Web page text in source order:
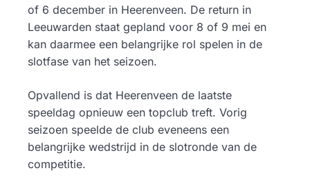
of 6 december in Heerenveen. De return in
Leeuwarden staat gepland voor 8 of 9 mei en
kan daarmee een belangrijke rol spelen in de
slotfase van het seizoen.
Opvallend is dat Heerenveen de laatste
speeldag opnieuw een topclub treft. Vorig
seizoen speelde de club eveneens een
belangrijke wedstrijd in de slotronde van de
competitie.